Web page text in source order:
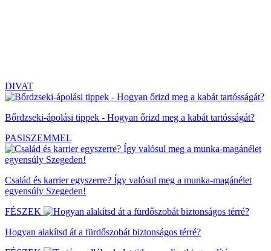
DIVAT
Bőrdzseki-ápolási tippek - Hogyan őrizd meg a kabát tartósságát?
PASISZEMMEL
Család és karrier egyszerre? Így valósul meg a munka-magánélet
egyensúly Szegeden!
FÉSZEK
Hogyan alakítsd át a fürdőszobát biztonságos térré?